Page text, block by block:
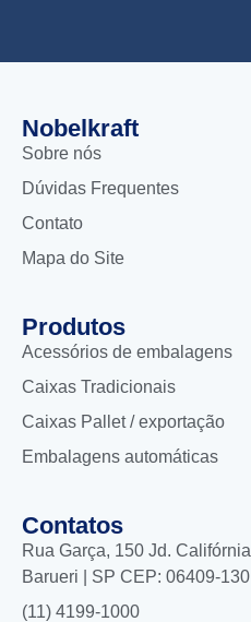
Nobelkraft
Sobre nós
Dúvidas Frequentes
Contato
Mapa do Site
Produtos
Acessórios de embalagens
Caixas Tradicionais
Caixas Pallet / exportação
Embalagens automáticas
Contatos
Rua Garça, 150 Jd. Califórnia
Barueri | SP CEP: 06409-130
(11) 4199-1000